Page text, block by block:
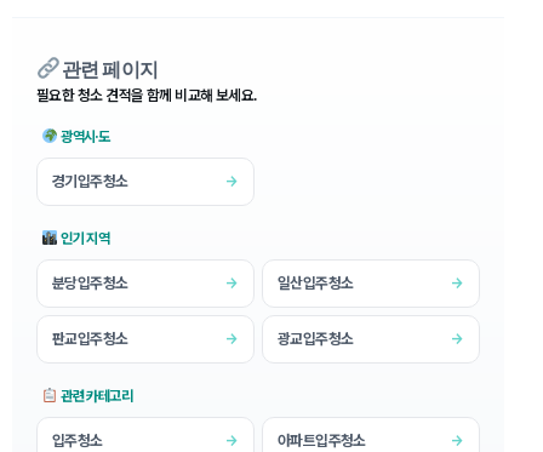
관련 페이지
필요한 청소 견적을 함께 비교해 보세요.
광역시·도
경기입주청소 →
인기 지역
분당입주청소 → 일산입주청소 →
판교입주청소 → 광교입주청소 →
관련 카테고리
입주청소 → 아파트입주청소 →